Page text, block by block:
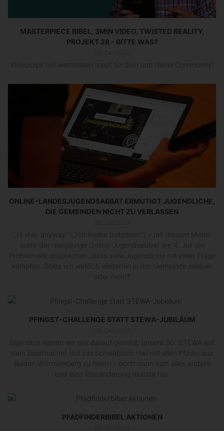
MASTERPIECE BIBEL, 3MIN VIDEO, TWISTED REALITY,
PROJEKT 28 - BITTE WAS?
Videoclips mit wertvollem Input für dich und deine Community!
ONLINE-LANDESJUGENDSABBAT ERMUTIGT JUGENDLICHE,
DIE GEMEINDEN NICHT ZU VERLASSEN
„I’ll stay anyway“ („Ich bleibe trotzdem!“) – mit diesem Motto
sollte der diesjährige Online-Jugendsabbat am 4. Juli die
Problematik ansprechen, dass viele Jugendliche mit einer Frage
kämpfen: Sollte ich wirklich weiterhin in der Gemeinde bleiben
oder nicht?
PFINGST-CHALLENGE STATT STEWA-JUBILÄUM
Eigentlich hatten wir uns darauf gefreut, unsere 30. STEWA auf
dem Baierbacher Hof bei Schwäbisch Hall mit allen Pfadis aus
Baden-Württemberg zu feiern – doch dann kam alles anders
und eine Planänderung musste her.
PFADFINDERBIBEL AKTIONEN